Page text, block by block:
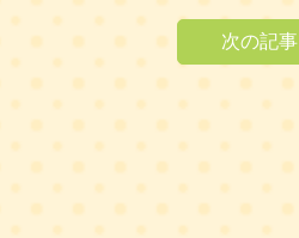
次の記事